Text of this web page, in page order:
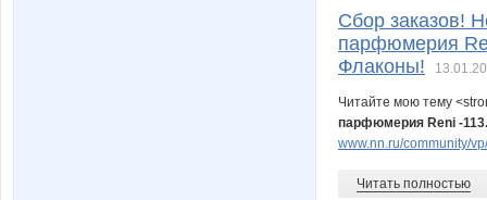
Сбор заказов!
парфюмерия
Флаконы!
Читайте мою тему
парфюмерия Reni -
www.nn.ru/community/
Читать полностью